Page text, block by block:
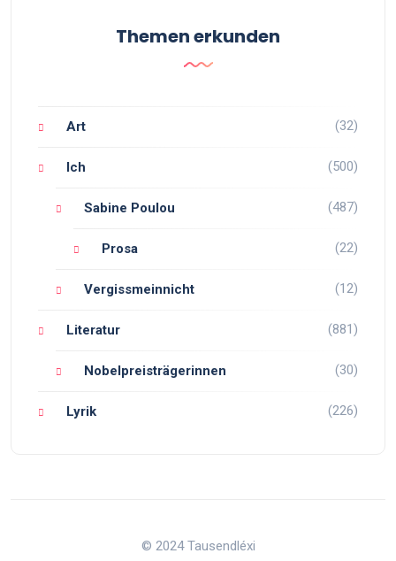
Themen erkunden
Art (32)
Ich (500)
Sabine Poulou (487)
Prosa (22)
Vergissmeinnicht (12)
Literatur (881)
Nobelpreisträgerinnen (30)
Lyrik (226)
© 2024 Tausendléxi